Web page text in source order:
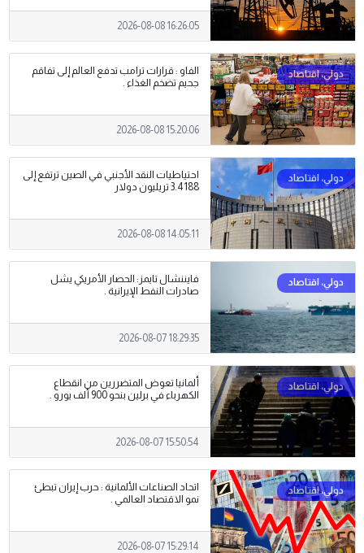
2026-08-08 16:26:05
الفاو : قرارات ترامب تدفع العالم إلى تفاقم
جحيم تضخم الغذاء .
2026-08-08 15:20:06
احتياطيات النقد الأجنبي في الصين ترتفع إلى
3.4188 تريليون دولار
2026-08-08 14:05:11
فايننشال تايمز: الحصار الأمريكي يشل
صادرات النفط الإيرانية .
2026-08-07 18:29:35
ألمانيا تعوض المتضررين من انقطاع
الكهرباء في برلين بنحو 900 ألف يورو .
2026-08-07 15:50:54
اتحاد الصناعات الألمانية : حرب إيران تبطئ
نمو الاقتصاد العالمي .
2026-08-07 15:29:14